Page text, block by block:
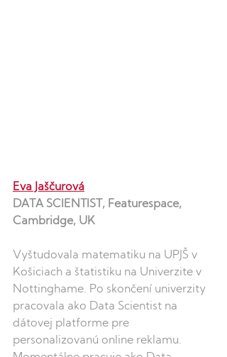
Eva Jaščurová
DATA SCIENTIST, Featurespace,
Cambridge, UK
Vyštudovala matematiku na UPJŠ v
Košiciach a štatistiku na Univerzite v
Nottinghame. Po skončení univerzity
pracovala ako Data Scientist na
dátovej platforme pre
personalizovanú online reklamu.